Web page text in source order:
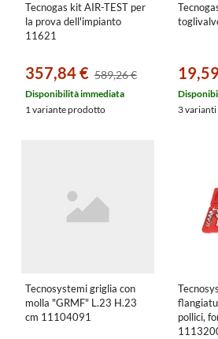
Tecnogas kit AIR-TEST per
la prova dell'impianto
11621
357,84 € 589,26 €
Disponibilità immediata
1 variante prodotto
3
Tecnosystemi griglia con
molla "GRMF" L.23 H.23
cm 11104091
pollici,